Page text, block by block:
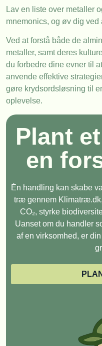
Lav en liste over metaller
mnemonics, og øv dig
Ved at forstå både de
metaller, samt deres
du forbedre dine evner til
anvende effektive
gøre krydsordsløsning til
oplevelse.
Plant
en
Én handling kan skabe
træ gennem
CO₂, styrke
Uanset om du handler
af en virksomhed, er